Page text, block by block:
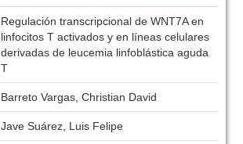
Regulación transcripcional de WNT7A en
linfocitos T activados y en líneas celulares
derivadas de leucemia linfoblástica aguda
T
Barreto Vargas, Christian David
Jave Suárez, Luis Felipe